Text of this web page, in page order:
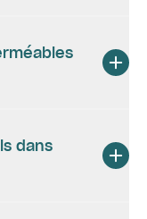
dans